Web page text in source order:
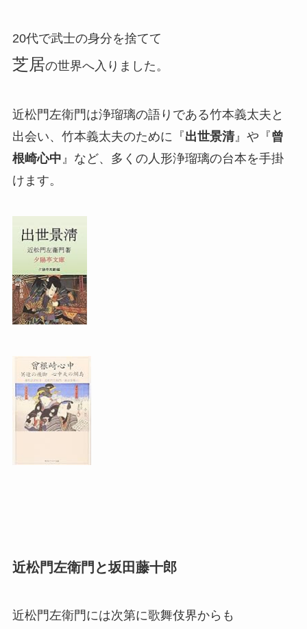
20代で武士の身分を捨てて
芝居の世界へ入りました。
近松門左衛門は浄瑠璃の語りである竹本義太夫と
出会い、竹本義太夫のために『出世景清』や『曾
根崎心中 』など、多くの人形浄瑠璃の台本を手掛
けます。
近松門左衛門と坂田藤十郎
近松門左衛門には次第に歌舞伎界からも